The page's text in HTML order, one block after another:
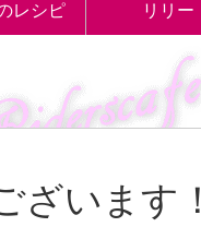
レシピ リリー
ざいます！